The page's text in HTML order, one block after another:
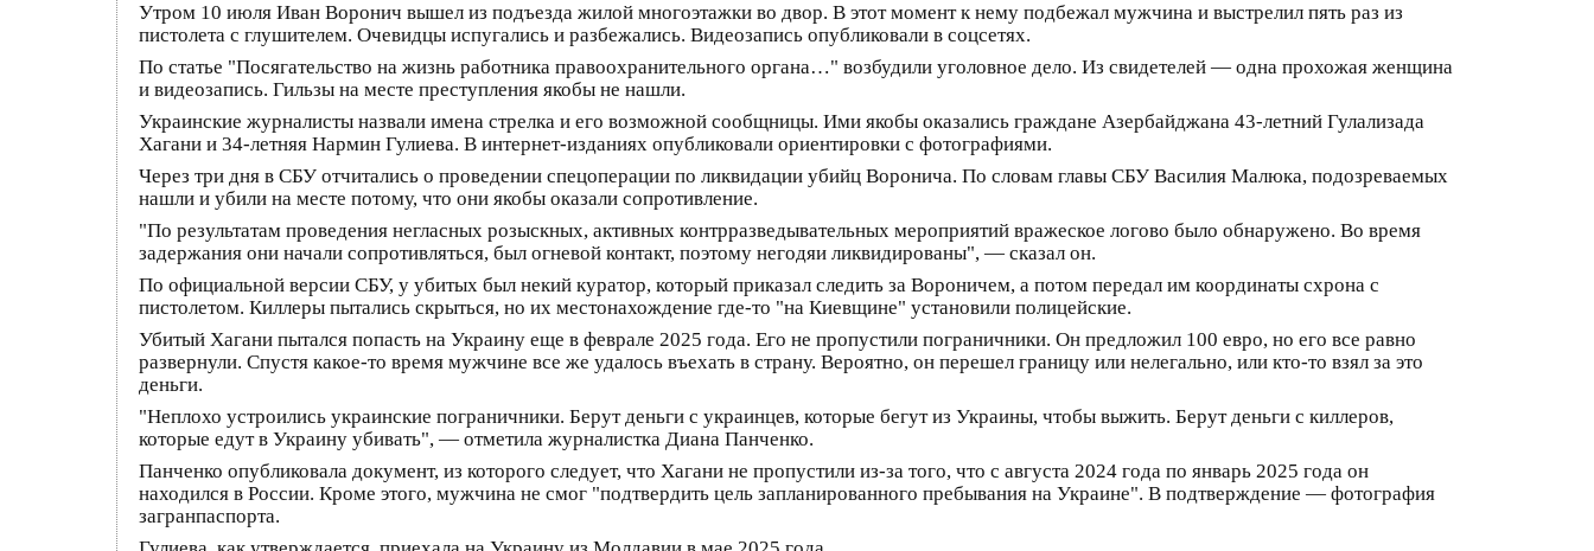
Утром 10 июля Иван Воронич вышел из подъезда жилой многоэтажки во двор. В этот момент к нему подбежал мужчина и выстрелил пять раз из
пистолета с глушителем. Очевидцы испугались и разбежались. Видеозапись опубликовали в соцсетях.
По статье "Посягательство на жизнь работника правоохранительного органа…" возбудили уголовное дело. Из свидетелей — одна прохожая женщина
и видеозапись. Гильзы на месте преступления якобы не нашли.
Украинские журналисты назвали имена стрелка и его возможной сообщницы. Ими якобы оказались граждане Азербайджана 43-летний Гулализада
Хагани и 34-летняя Нармин Гулиева. В интернет-изданиях опубликовали ориентировки с фотографиями.
Через три дня в СБУ отчитались о проведении спецоперации по ликвидации убийц Воронича. По словам главы СБУ Василия Малюка, подозреваемых
нашли и убили на месте потому, что они якобы оказали сопротивление.
"По результатам проведения негласных розыскных, активных контрразведывательных мероприятий вражеское логово было обнаружено. Во время
задержания они начали сопротивляться, был огневой контакт, поэтому негодяи ликвидированы", — сказал он.
По официальной версии СБУ, у убитых был некий куратор, который приказал следить за Вороничем, а потом передал им координаты схрона с
пистолетом. Киллеры пытались скрыться, но их местонахождение где-то "на Киевщине" установили полицейские.
Убитый Хагани пытался попасть на Украину еще в феврале 2025 года. Его не пропустили пограничники. Он предложил 100 евро, но его все равно
развернули. Спустя какое-то время мужчине все же удалось въехать в страну. Вероятно, он перешел границу или нелегально, или кто-то взял за это
деньги.
"Неплохо устроились украинские пограничники. Берут деньги с украинцев, которые бегут из Украины, чтобы выжить. Берут деньги с киллеров,
которые едут в Украину убивать", — отметила журналистка Диана Панченко.
Панченко опубликовала документ, из которого следует, что Хагани не пропустили из-за того, что с августа 2024 года по январь 2025 года он
находился в России. Кроме этого, мужчина не смог "подтвердить цель запланированного пребывания на Украине". В подтверждение — фотография
загранпаспорта.